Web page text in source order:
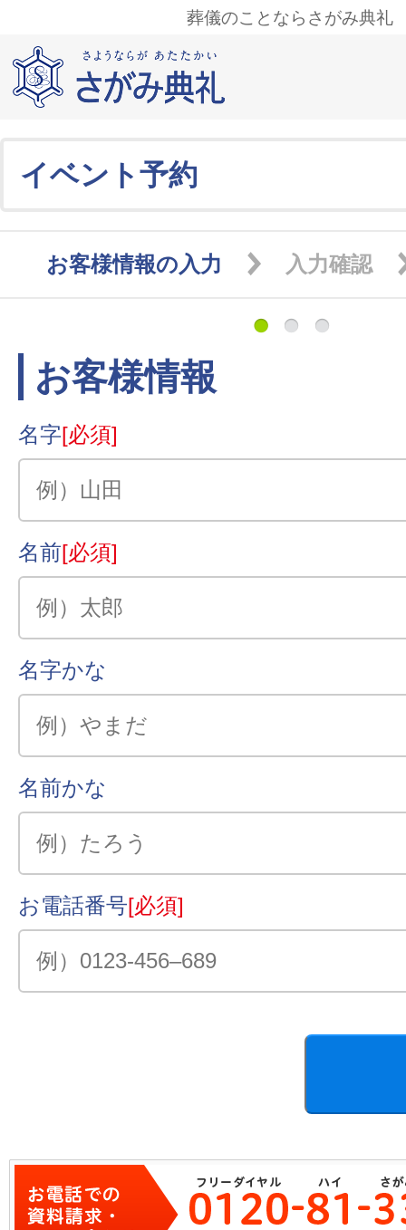
葬儀のことならさがみ典礼
イベント予約
お客様情報の入力 入力確認
お客様情報
名字[必須]
名前[必須]
名字かな
名前かな
お電話番号[必須]